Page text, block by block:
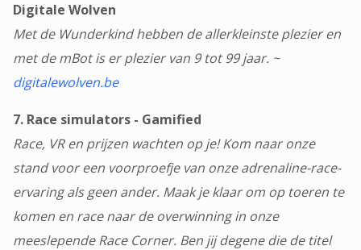
Digitale Wolven
Met de Wunderkind hebben de allerkleinste plezier en
met de mBot is er plezier van 9 tot 99 jaar. ~
digitalewolven.be
7. Race simulators - Gamified
Race, VR en prijzen wachten op je! Kom naar onze
stand voor een voorproefje van onze adrenaline-race-
ervaring als geen ander. Maak je klaar om op toeren te
komen en race naar de overwinning in onze
meeslepende Race Corner. Ben jij degene die de titel